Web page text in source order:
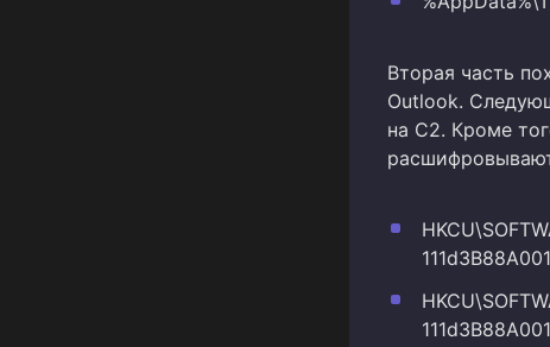
Вторая часть
Outlook.
на C2. Кроме